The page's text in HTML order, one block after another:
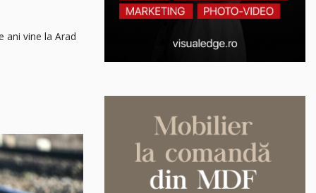
ani vine la Arad